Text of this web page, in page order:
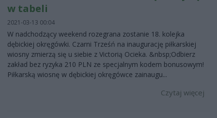
w tabeli
2021-03-13 00:04
W nadchodzący weekend rozegrana zostanie 18. kolejka
dębickiej okręgówki. Czarni Trześń na inaugurację piłkarskiej
wiosny zmierzą się u siebie z Victorią Ocieka. &nbsp;Odbierz
zakład bez ryzyka 210 PLN ze specjalnym kodem bonusowym!
Piłkarską wiosnę w dębickiej okręgówce zainaugu...
Czytaj więcej